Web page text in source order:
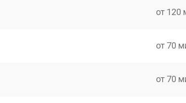
от 120
от 70
от 70